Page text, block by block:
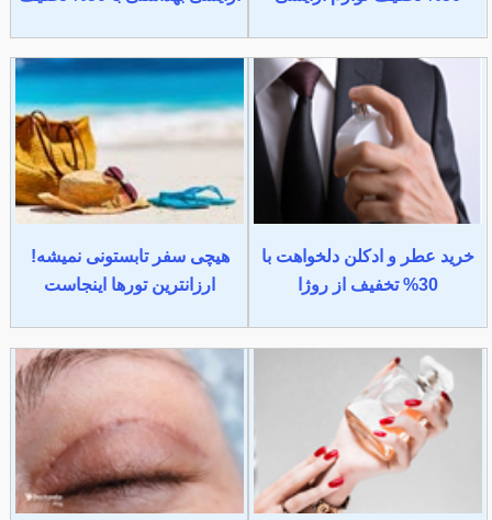
خرید عطر و ادکلن دلخواهت با
30% تخفیف از روژا
هیچی سفر تابستونی نمیشه!
ارزانترین تورها اینجاست